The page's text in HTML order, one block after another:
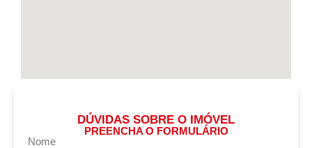
DÚVIDAS SOBRE O IMÓVEL
PREENCHA O FORMULÁRIO
Nome